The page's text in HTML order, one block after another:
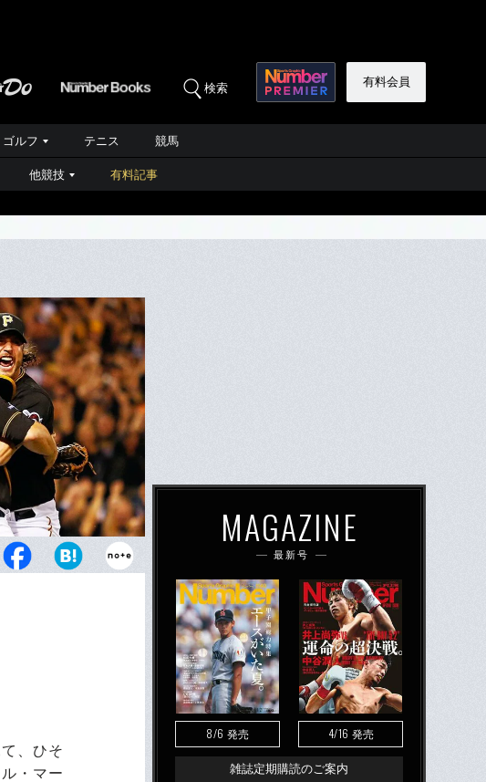
検索 有料会員
ゴルフ テニス 競馬
他競技 有料記事
したパイレーツ。“貧乏
、ひそ
・マー
MAGAZINE
最新号
8/6 発売 4/16 発売
雑誌定期購読のご案内